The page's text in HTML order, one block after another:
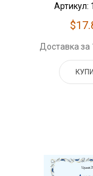
Артикул:
Доставка за